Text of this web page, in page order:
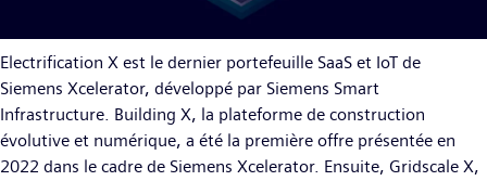
Electrification X est le dernier portefeuille SaaS et IoT de
Siemens Xcelerator, développé par Siemens Smart
Infrastructure. Building X, la plateforme de construction
évolutive et numérique, a été la première offre présentée en
2022 dans le cadre de Siemens Xcelerator. Ensuite, Gridscale X,